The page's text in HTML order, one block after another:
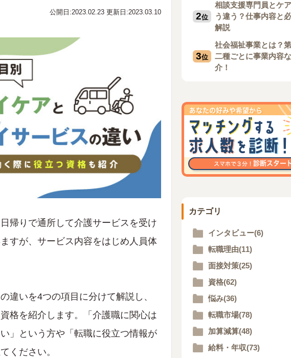
公開日:2023.02.23 更新日:2023.03.10
帰りで通所して介護サービスを受け
すが、サービス内容をはじめ人員体
違いを4つの項目に分けて解説し、
格を紹介します。「介護職に関心は
」という方や「転職に役立つ情報が
ください。
2位
相談支援専門員とケ
う違う？仕事内容と
解説
3位
社会福祉事業とは？
二種ごとに事業内容
介！
カテゴリ
インタビュー(6)
転職理由(11)
面接対策(25)
資格(62)
悩み(36)
転職市場(78)
加算減算(48)
給料・年収(73)